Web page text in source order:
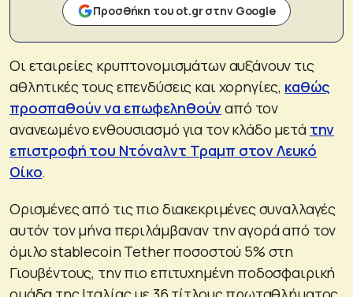
Προσθήκη του ot.gr στην Google
Οι εταιρείες κρυπτονομισμάτων αυξάνουν τις
αθλητικές τους επενδύσεις και χορηγίες, καθώς
προσπαθούν να επωφεληθούναπό τον
ανανεωμένο ενθουσιασμό για τον κλάδο μετά την
επιστροφή του Ντόναλντ Τραμπ στον Λευκό
Οίκο.
Ορισμένες από τις πιο διακεκριμένες συναλλαγές
αυτόν τον μήνα περιλάμβαναν την αγορά από τον
όμιλο stablecoin Tether ποσοστού 5% στη
Γιουβέντους, την πιο επιτυχημένη ποδοσφαιρική